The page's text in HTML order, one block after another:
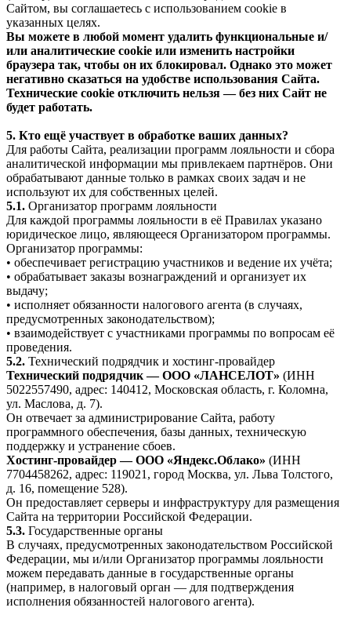
Сайтом, вы соглашаетесь с использованием cookie в
указанных целях.
Вы можете в любой момент удалить функциональные и/
или аналитические cookie или изменить настройки
браузера так, чтобы он их блокировал. Однако это может
негативно сказаться на удобстве использования Сайта.
Технические cookie отключить нельзя — без них Сайт не
будет работать.
5. Кто ещё участвует в обработке ваших данных?
Для работы Сайта, реализации программ лояльности и сбора
аналитической информации мы привлекаем партнёров. Они
обрабатывают данные только в рамках своих задач и не
используют их для собственных целей.
5.1. Организатор программ лояльности
Для каждой программы лояльности в её Правилах указано
юридическое лицо, являющееся Организатором программы.
Организатор программы:
• обеспечивает регистрацию участников и ведение их учёта;
• обрабатывает заказы вознаграждений и организует их
выдачу;
• исполняет обязанности налогового агента (в случаях,
предусмотренных законодательством);
• взаимодействует с участниками программы по вопросам её
проведения.
5.2. Технический подрядчик и хостинг-провайдер
Технический подрядчик — ООО «ЛАНСЕЛОТ» (ИНН
5022557490, адрес: 140412, Московская область, г. Коломна,
ул. Маслова, д. 7).
Он отвечает за администрирование Сайта, работу
программного обеспечения, базы данных, техническую
поддержку и устранение сбоев.
Хостинг-провайдер — ООО «Яндекс.Облако» (ИНН
7704458262, адрес: 119021, город Москва, ул. Льва Толстого,
д. 16, помещение 528).
Он предоставляет серверы и инфраструктуру для размещения
Сайта на территории Российской Федерации.
5.3. Государственные органы
В случаях, предусмотренных законодательством Российской
Федерации, мы и/или Организатор программы лояльности
можем передавать данные в государственные органы
(например, в налоговый орган — для подтверждения
исполнения обязанностей налогового агента).